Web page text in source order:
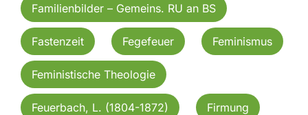
Familienbilder – Gemeins. RU an BS
Fastenzeit Fegefeuer Feminismus
Feministische Theologie
Feuerbach, L. (1804-1872) Firmung